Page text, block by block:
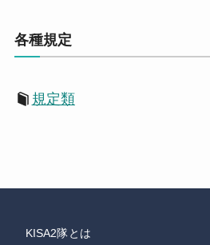
各種規定
規定類
KISA2隊とは